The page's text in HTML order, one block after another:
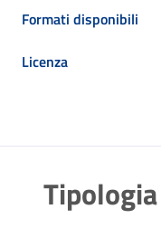
Formati disponibili
Licenza